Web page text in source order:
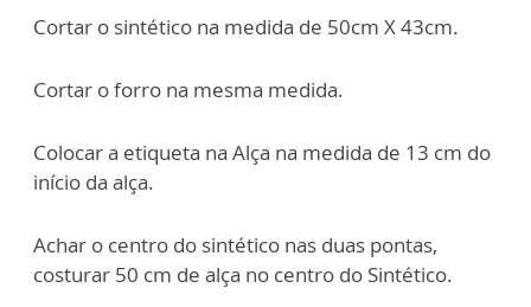
Cortar o sintético na medida de 50cm X 43cm.
Cortar o forro na mesma medida.
Colocar a etiqueta na Alça na medida de 13 cm do
início da alça.
Achar o centro do sintético nas duas pontas,
costurar 50 cm de alça no centro do Sintético.